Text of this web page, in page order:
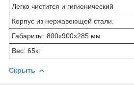
Легко чистится и гигиенический
Корпус из нержавеющей стали.
Габариты: 800x900x285 мм
Вес: 65кг
Скрыть